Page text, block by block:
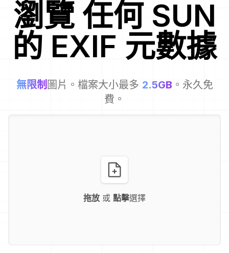
瀏覽 任何 SUN
的 EXIF 元數據
無限制 圖片。檔案大小最多 2.5GB 。永久免
費。
拖放 或 點擊選擇